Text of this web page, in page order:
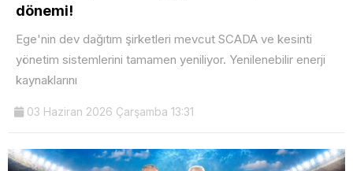
dönemi!
Ege'nin dev dağıtım şirketleri mevcut SCADA ve kesinti
yönetim sistemlerini tamamen yeniliyor. Yenilenebilir enerji
kaynaklarını
03 Haziran 2026 Çarşamba 13:31